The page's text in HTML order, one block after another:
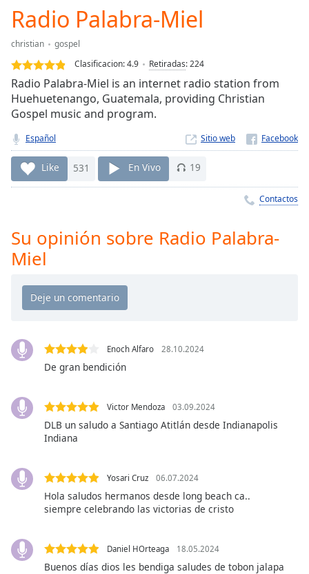
Current
Time0:00
-:-
Loaded:
0.00%
Stream
TypeLIVE
live,
currently
behind
LIVE
Remaining
Playback
Chapters
Descriptions
off
selected
settings,
opens
subtitles
dialog
subtitles
Radio Palabra-Miel
christian
gospel
Clasificacion:4.9 Retiradas:224
Radio Palabra-Miel is an internet radio station from
Huehuetenango, Guatemala, providing Christian
Gospel music and program.
Español Sitio web
Like 531 En Vivo 19
Contactos
Su opinión sobre Radio Palabra-
Miel
Enoch Alfaro 28.10.2024
De gran bendición
Victor Mendoza 03.09.2024
DLB un saludo a Santiago Atitlán desde Indianapolis
Indiana
Yosari Cruz 06.07.2024
Hola saludos hermanos desde long beach ca..
siempre celebrando las victorias de cristo
Daniel HOrteaga 18.05.2024
Buenos días dios les bendiga saludes de tobon jalapa